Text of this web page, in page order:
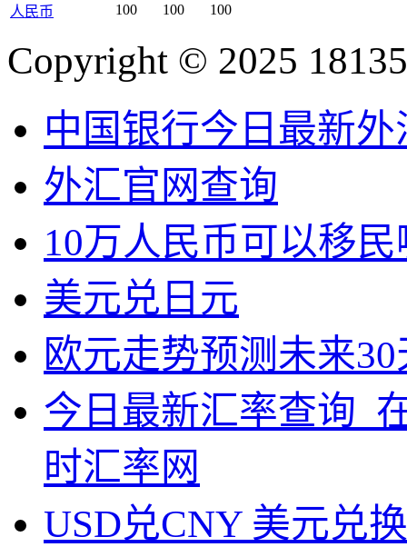
人民币
100 100 100
Copyright © 2025
中国银行今日最新
外汇官网查询
10万人民币可以移
美元兑日元
欧元走势预测未来30
今日最新汇率查询_
时汇率网
USD兑CNY 美元兑